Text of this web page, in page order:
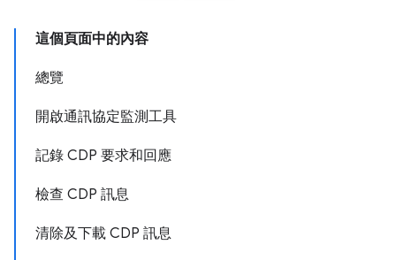
這個頁面中的內容
總覽
開啟通訊協定監測工具
記錄 CDP 要求和回應
檢查 CDP 訊息
清除及下載 CDP 訊息